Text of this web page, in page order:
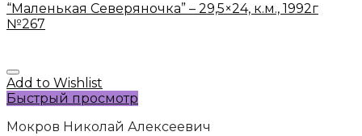
“Маленькая Северяночка” – 29,5×24, к.м., 1992г
№267
Add to Wishlist
Быстрый просмотр
Мокров Николай Алексеевич